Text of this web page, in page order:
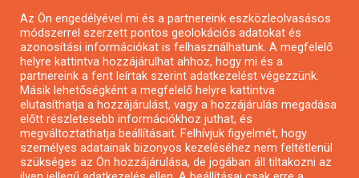
Pályázatok magánszemélyeknek
Pályázatok civil szervezeteknek
Pályázatok vállalkozásoknak
Önkormányzati pályázatok
Mezőgazdasági pályázatok
Falusi turizmus pályázatok
Az Ön engedélyével mi és a partnereink eszközleolvasásos
módszerrel szerzett pontos geolokációs adatokat és
azonosítási információkat is felhasználhatunk. A megfelelő
helyre kattintva hozzájárulhat ahhoz, hogy mi és a
partnereink a fent leírtak szerint adatkezelést végezzünk.
Másik lehetőségként a megfelelő helyre kattintva
elutasíthatja a hozzájárulást, vagy a hozzájárulás megadása
előtt részletesebb információkhoz juthat, és
megváltoztathatja beállításait. Felhívjuk figyelmét, hogy
személyes adatainak bizonyos kezeléséhez nem feltétlenül
szükséges az Ön hozzájárulása, de jogában áll tiltakozni az